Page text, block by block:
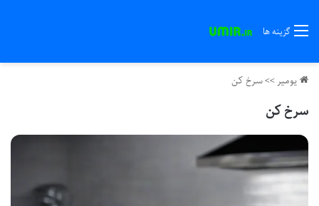
گزینه ها
یومیر>>سرخ کن
سرخ کن